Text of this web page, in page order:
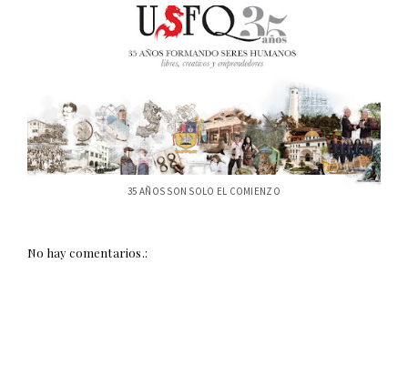
35 AÑOS SON SOLO EL COMIENZO
No hay comentarios.: